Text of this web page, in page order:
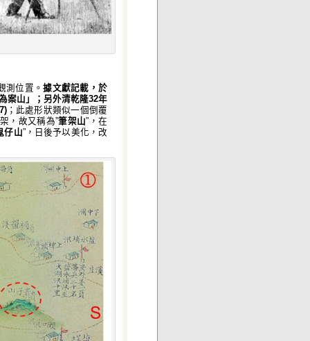
測位置。據文獻記載，於
案山」
； 另外清乾隆32年
；此處形狀類似一個倒覆
，故又稱為”筆架山”，在
仔山”，日後予以美化，改